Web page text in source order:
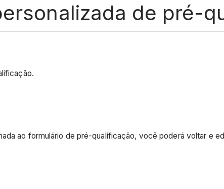
de pré-
ao formulário de pré-qualificação, você poderá voltar e